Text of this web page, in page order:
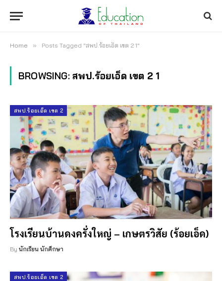
Home » Posts Tagged "สพป.ร้อยเอ็ด เขต 2 1"
BROWSING: สพป.ร้อยเอ็ด เขต 2 1
สพป.ร้อยเอ็ด เขต 2
โรงเรียนบ้านดงครั่งใหญ่ – เกษตรวิสัย (ร้อยเอ็ด)
By นักเรียน นักศึกษา
สพป.ร้อยเอ็ด เขต 2